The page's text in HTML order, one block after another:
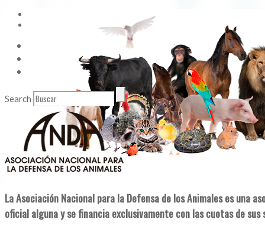
Enlaces de Interés
Search
La Asociación Nacional para la Defensa de los Animales es una
oficial alguna y se financia exclusivamente con las cuotas de sus